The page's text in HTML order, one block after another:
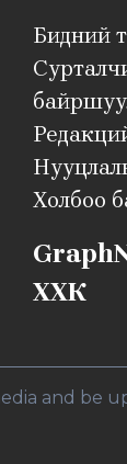
Бидний
Холбоо
ХХК
and be